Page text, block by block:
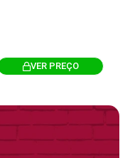
VER PREÇO